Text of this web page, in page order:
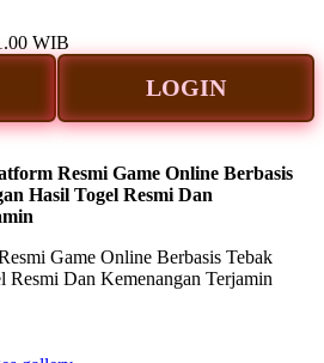
WIB
LOGIN
Resmi Game Online Berbasis
Hasil Togel Resmi Dan
Game Online Berbasis Tebak
Resmi Dan Kemenangan Terjamin